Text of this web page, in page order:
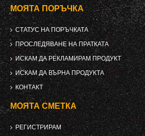
МОЯТА ПОРЪЧКА
СТАТУС НА ПОРЪЧКАТА
ПРОСЛЕДЯВАНЕ НА ПРАТКАТА
ИСКАМ ДА РЕКЛАМИРАМ ПРОДУКТ
ИСКАМ ДА ВЪРНА ПРОДУКТА
КОНТАКТ
МОЯТА СМЕТКА
РЕГИСТРИРАМ